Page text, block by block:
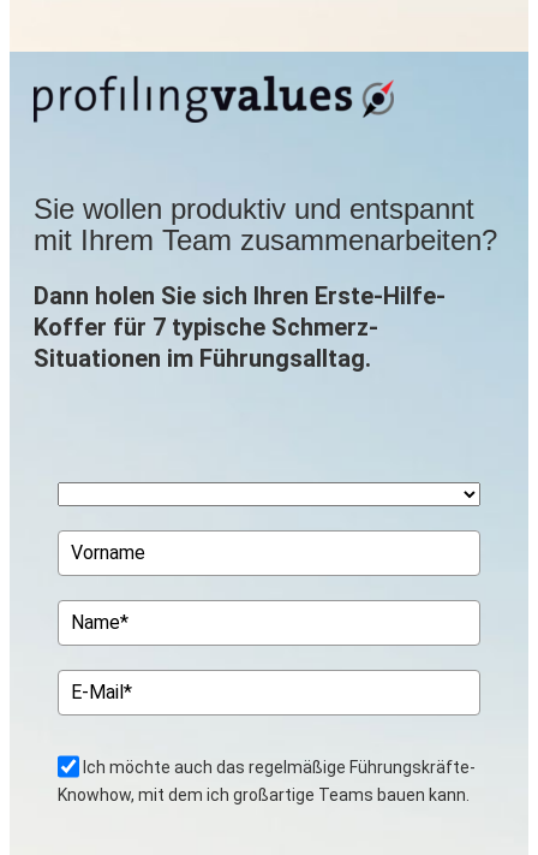
Sie wollen produktiv und entspannt
mit Ihrem Team zusammenarbeiten?
Dann holen Sie sich Ihren Erste-Hilfe-
Koffer für 7 typische Schmerz-
Situationen im Führungsalltag.
Ich möchte auch das regelmäßige Führungskräfte-
Knowhow, mit dem ich großartige Teams bauen kann.